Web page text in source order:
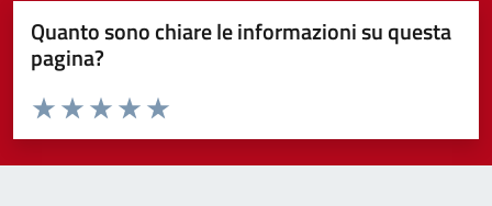
Quanto sono chiare le informazioni su questa
pagina?
Domanda
Valuta da 1 a 5 stelle la pagina
Valuta 5 stelle su 5
Valuta 4 stelle su 5
Valuta 3 stelle su 5
Valuta 2 stelle su 5
Valuta 1 stelle su 5